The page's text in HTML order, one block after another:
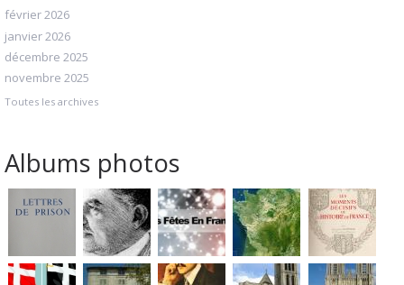
février 2026
janvier 2026
décembre 2025
novembre 2025
Toutes les archives
Albums photos